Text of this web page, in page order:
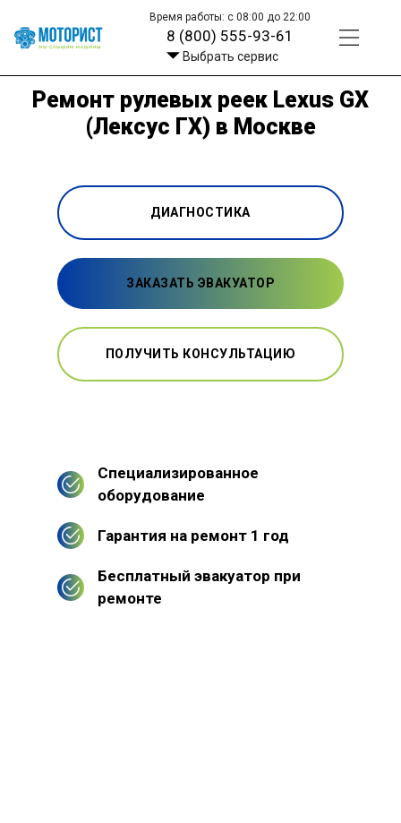
Время работы: с 08:00 до 22:00
8 (800) 555-93-61
Выбрать сервис
Ремонт рулевых реек Lexus GX
(Лексус ГХ) в Москве
ДИАГНОСТИКА
ЗАКАЗАТЬ ЭВАКУАТОР
ПОЛУЧИТЬ КОНСУЛЬТАЦИЮ
Специализированное
оборудование
Гарантия на ремонт 1 год
Бесплатный эвакуатор при
ремонте